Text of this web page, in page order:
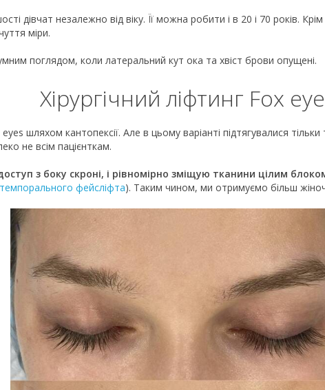
дівчат незалежно від віку. Її можна робити і в 20 і 70 років.
міри.
поглядом, коли латеральний кут ока та хвіст брови опущені.
Хірургічний ліфтинг Fox eye
шляхом кантопексії. Але в цьому варіанті підтягувалися
не всім пацієнткам.
з боку скроні, і рівномірно зміщую тканини цілим
темпорального фейсліфта). Таким чином, ми отримуємо більш